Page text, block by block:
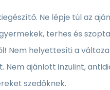
Ne lépje túl az
terhes és
Nem helyettesíti a
Nem ajánlott inzulint,
szedőknek.